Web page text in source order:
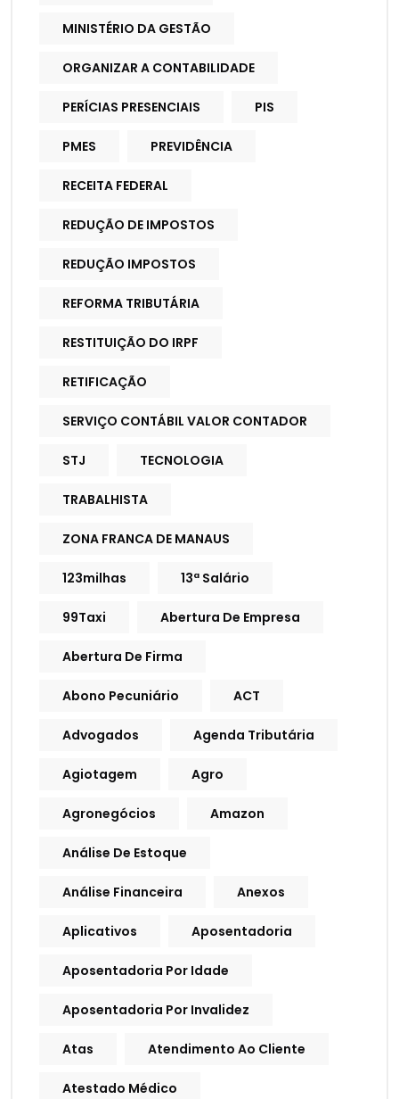
MINISTÉRIO DA GESTÃO
ORGANIZAR A CONTABILIDADE
PERÍCIAS PRESENCIAIS PIS
PMES PREVIDÊNCIA
RECEITA FEDERAL
REDUÇÃO DE IMPOSTOS
REDUÇÃO IMPOSTOS
REFORMA TRIBUTÁRIA
RESTITUIÇÃO DO IRPF
RETIFICAÇÃO
SERVIÇO CONTÁBIL VALOR CONTADOR
STJ TECNOLOGIA
TRABALHISTA
ZONA FRANCA DE MANAUS
123milhas 13ª Salário
99Taxi Abertura De Empresa
Abertura De Firma
Abono Pecuniário ACT
Advogados Agenda Tributária
Agiotagem Agro
Agronegócios Amazon
Análise De Estoque
Análise Financeira Anexos
Aplicativos Aposentadoria
Aposentadoria Por Idade
Aposentadoria Por Invalidez
Atas Atendimento Ao Cliente
Atestado Médico